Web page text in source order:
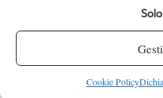
Cookie Policy
sono “zero tituli”, (ossia
Non che per i Challenger il
per i punti. Certo, nei
solo per il tabellone